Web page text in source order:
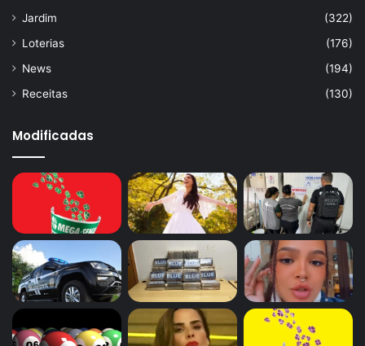
Jardim
(322)
Loterias
(176)
News
(194)
Receitas
(130)
Modificadas